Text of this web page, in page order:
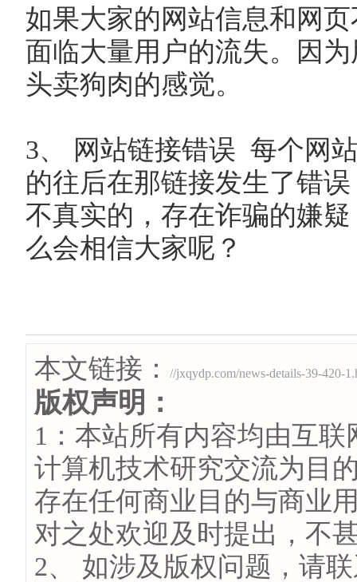
如果大家的网站信息和网
面临大量用户的流失。因
头卖狗肉的感觉。
3、 网站链接错误 每个网
的往后在那链接发生了错
不真实的，存在诈骗的嫌
么会相信大家呢？
本文链接： //jxqydp.com/news-details-39-420-
版权声明：
1：本站所有内容均由互
计算机技术研究交流为目
存在任何商业目的与商业
对之处欢迎及时提出，不
2、 如涉及版权问题，请